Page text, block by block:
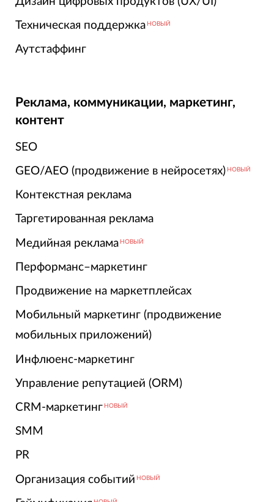
Техническая поддержка НОВЫЙ
Аутстаффинг
Реклама, коммуникации, маркетинг,
контент
SEO
GEO/AEO (продвижение в нейросетях) НОВЫЙ
Контекстная реклама
Таргетированная реклама
Медийная реклама НОВЫЙ
Перформанс–маркетинг
Продвижение на маркетплейсах
Мобильный маркетинг (продвижение
мобильных приложений)
Инфлюенс-маркетинг
Управление репутацией (ORM)
CRM-маркетинг НОВЫЙ
SMM
PR
Организация событий НОВЫЙ